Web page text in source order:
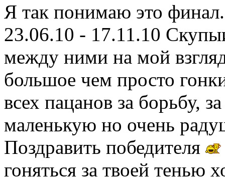
Я так понимаю это
23.06.10 - 17.11.10
между ними на мой
большое чем просто
всех пацанов за борьбу,
маленькую но очень
Поздравить победителя
гоняться за твоей тенью